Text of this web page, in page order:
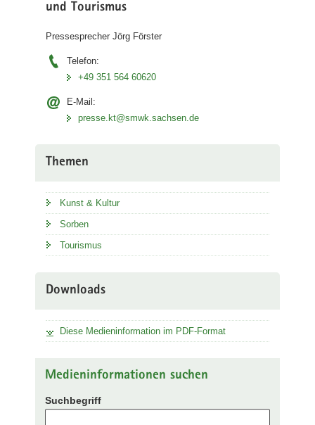
und Tourismus
Pressesprecher Jörg Förster
Telefon:
+49 351 564 60620
E-Mail:
presse.kt@smwk.sachsen.de
Themen
Kunst & Kultur
Sorben
Tourismus
Downloads
Diese Medieninformation im PDF-Format
Medieninformationen suchen
Suchbegriff